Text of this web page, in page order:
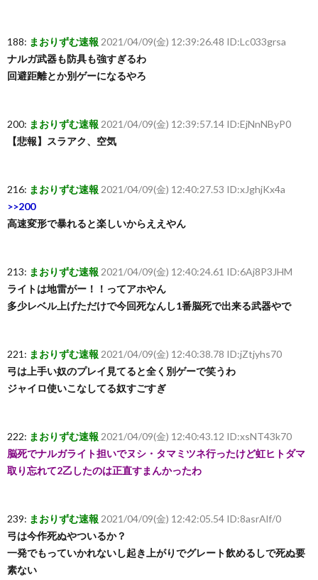
188: まおりずむ速報 2021/04/09(金) 12:39:26.48 ID:Lc033grsa
ナルガ武器も防具も強すぎるわ
回避距離とか別ゲーになるやろ
200: まおりずむ速報 2021/04/09(金) 12:39:57.14 ID:EjNnNByP0
【悲報】スラアク、空気
216: まおりずむ速報 2021/04/09(金) 12:40:27.53 ID:xJghjKx4a
>>200
高速変形で暴れると楽しいからええやん
213: まおりずむ速報 2021/04/09(金) 12:40:24.61 ID:6Aj8P3JHM
ライトは地雷がー！！ってアホやん
多少レベル上げただけで今回死なんし1番脳死で出来る武器やで
221: まおりずむ速報 2021/04/09(金) 12:40:38.78 ID:jZtjyhs70
弓は上手い奴のプレイ見てると全く別ゲーで笑うわ
ジャイロ使いこなしてる奴すごすぎ
222: まおりずむ速報 2021/04/09(金) 12:40:43.12 ID:xsNT43k70
脳死でナルガライト担いでヌシ・タマミツネ行ったけど虹ヒトダマ
取り忘れて2乙したのは正直すまんかったわ
239: まおりずむ速報 2021/04/09(金) 12:42:05.54 ID:8asrAlf/0
弓は今作死ぬやついるか？
一発でもっていかれないし起き上がりでグレート飲めるしで死ぬ要
素ない